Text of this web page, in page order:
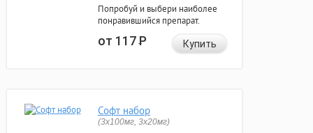
Попробуй и выбери наиболее
понравившийся препарат.
от 117Р Купить
Софт набор
(3x100мг, 3x20мг)